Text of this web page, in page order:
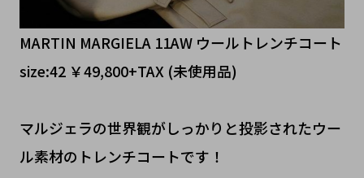
MARTIN MARGIELA 11AW ウールトレンチコート
size:42 ￥49,800+TAX (未使用品)
マルジェラの世界観がしっかりと投影されたウー
ル素材のトレンチコートです！